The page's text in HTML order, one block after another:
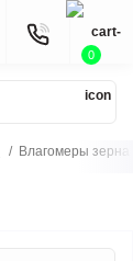
0
Влагомеры зерна